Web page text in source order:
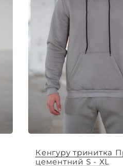
Кенгуру тринитка
цементний S - XL